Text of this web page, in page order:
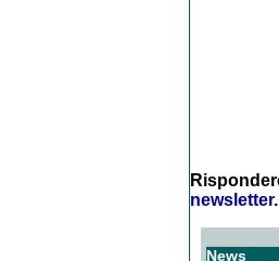
newsletter.
News